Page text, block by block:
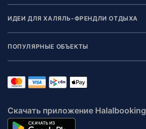
ИДЕИ ДЛЯ ХАЛЯЛЬ-ФРЕНДЛИ ОТДЫХА
ПОПУЛЯРНЫЕ ОБЪЕКТЫ
Скачать приложение Halalbooking